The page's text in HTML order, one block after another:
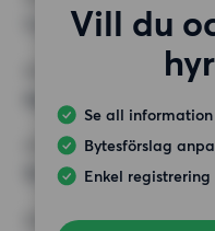
Vill du
Se all
Bytesförslag
Enkel
MINST ANTAL
HÖGSTA HYRA
12 500 kr